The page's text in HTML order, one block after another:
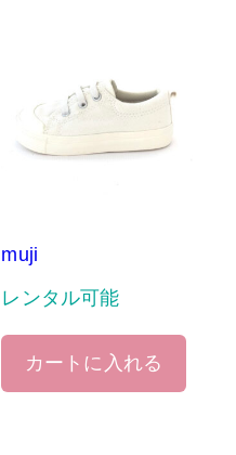
muji
レンタル可能
カートに入れる